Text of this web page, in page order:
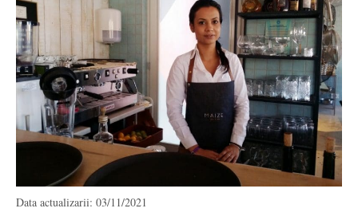
Data actualizarii: 03/11/2021